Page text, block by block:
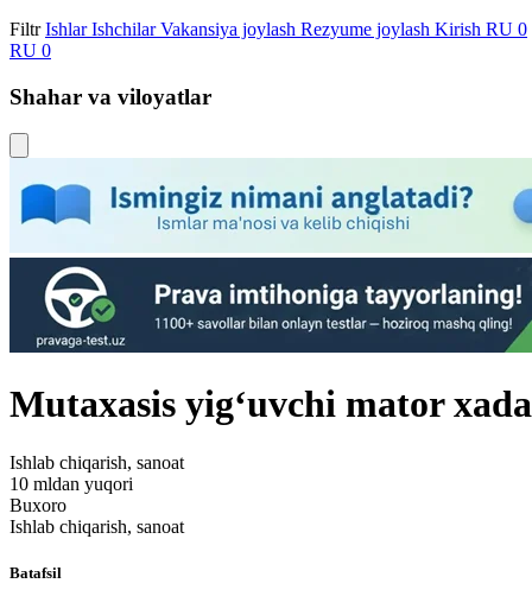
Filtr Ishlar Ishchilar Vakansiya joylash Rezyume joylash Kirish RU 0
RU 0
Shahar va viloyatlar
Mutaxasis yigʻuvchi mator
Ishlab chiqarish, sanoat
10 mldan yuqori
Buxoro
Ishlab chiqarish, sanoat
Batafsil